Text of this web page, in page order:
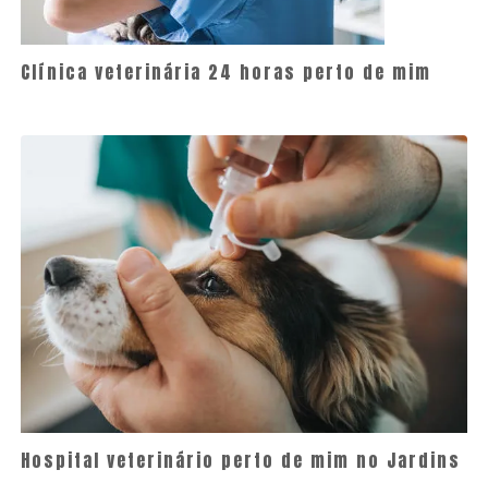
Clínica veterinária 24 horas perto de mim
Hospital veterinário perto de mim no Jardins